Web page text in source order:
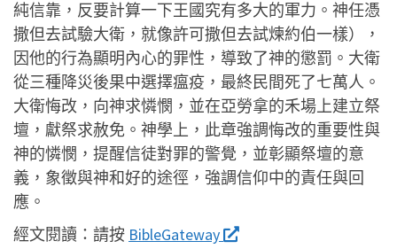
純信靠，反要計算一下王國究有多大的軍力。神任憑
撒但去試驗大衛，就像許可撒但去試煉約伯一樣），
因他的行為顯明內心的罪性，導致了神的懲罰。大衛
從三種降災後果中選擇瘟疫，最終民間死了七萬人。
大衛悔改，向神求憐憫，並在亞勞拿的禾場上建立祭
壇，獻祭求赦免。神學上，此章強調悔改的重要性與
神的憐憫，提醒信徒對罪的警覺，並彰顯祭壇的意
義，象徵與神和好的途徑，強調信仰中的責任與回
應。
經文閱讀： 請按 BibleGateway